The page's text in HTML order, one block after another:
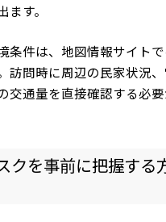
す。
条件は、地図情報サイト
訪問時に周辺の民家状況
交通量を直接確認する必
クを事前に把握する